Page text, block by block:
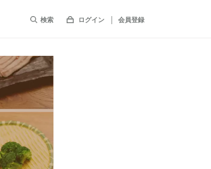
検索 ログイン 会員登録